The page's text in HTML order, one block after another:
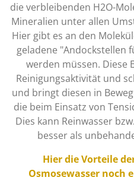
die verbleibenden H2O-
Mineralien unter allen
Hier gibt es an den
geladene "Andockstellen
werden müssen. Diese
Reinigungsaktivität und
und bringt diesen in
die beim Einsatz von
Dies kann Reinwasser
besser als
Hier die Vorteile
Osmosewasser noch